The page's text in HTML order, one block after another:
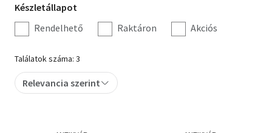
Hobbi, szabadidő
Irodalom
Művészet
Szakkönyv
Készletállapot
szűrés
Készletállapot
Rendelhető
Raktáron Akciós
Találatok száma: 3
Relevancia szerint